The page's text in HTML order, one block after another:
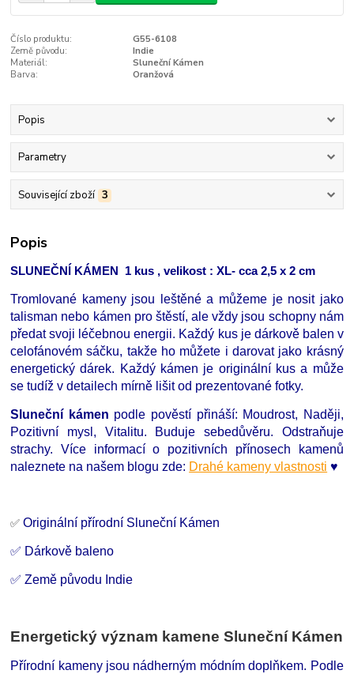
Číslo produktu:
G55-6108
Země původu:
Indie
Materiál:
Sluneční Kámen
Barva:
Oranžová
Popis
Parametry
Související zboží 3
Popis
SLUNEČNÍ KÁMEN 1 kus , velikost : XL- cca 2,5 x 2 cm
Tromlované kameny jsou leštěné a můžeme je nosit jako
talisman nebo kámen pro štěstí, ale vždy jsou schopny nám
předat svoji léčebnou energii. Každý kus je dárkově balen v
celofánovém sáčku, takže ho můžete i darovat jako krásný
energetický dárek. Každý kámen je originální kus a může
se tudíž v detailech mírně lišit od prezentované fotky.
Sluneční kámen podle pověstí přináší: Moudrost, Naději,
Pozitivní mysl, Vitalitu. Buduje sebedůvěru. Odstraňuje
strachy. Více informací o pozitivních přínosech kamenů
naleznete na našem blogu zde: Drahé kameny vlastnosti ♥
✅Originální přírodní Sluneční Kámen
✅ Dárkově baleno
✅ Země původu Indie
Energetický význam kamene Sluneční Kámen
Přírodní kameny jsou nádherným módním doplňkem. Podle